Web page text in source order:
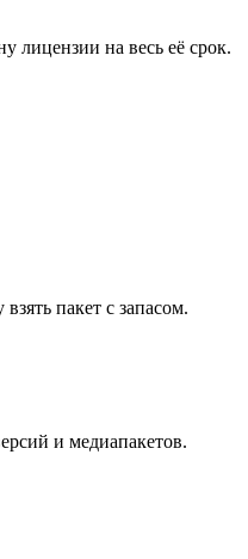
лицензии на весь её срок.
пакет с запасом.
и медиапакетов.